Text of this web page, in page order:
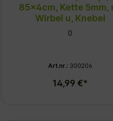
85x4cm, Kette 5mm,
Wirbel u, Knebel
0
Art.nr.: 300206
14,99 €*